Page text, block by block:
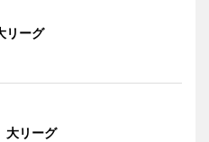
リーグ
リーグ